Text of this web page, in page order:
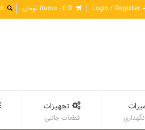
Login / Register
0 items -
0 تومان
تجهیزات
قطعات جانبی